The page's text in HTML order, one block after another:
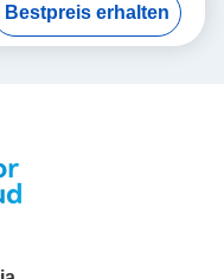
Digitale Beschilderung
Bestpreis erhalten